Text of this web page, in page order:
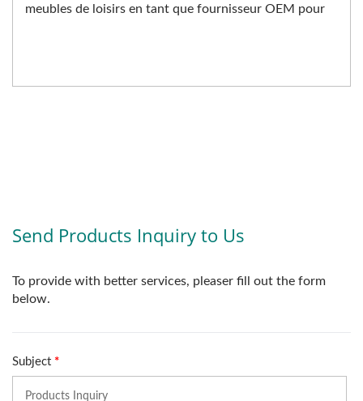
meubles de loisirs en tant que fournisseur OEM pour